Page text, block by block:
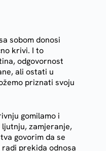
sobom donosi
krivi. I to
odgovornost
ali ostati u
priznati svoju
gomilamo i
zamjeranje,
govorim da se
prekida odnosa